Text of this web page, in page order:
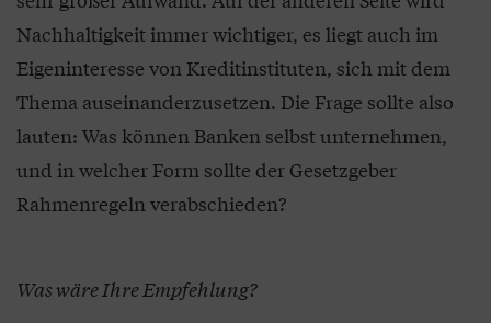
Nachhaltigkeit immer wichtiger, es liegt auch im
Eigeninteresse von Kreditinstituten, sich mit dem
Thema auseinanderzusetzen. Die Frage sollte also
lauten: Was können Banken selbst unternehmen,
und in welcher Form sollte der Gesetzgeber
Rahmenregeln verabschieden?
Was wäre Ihre Empfehlung?